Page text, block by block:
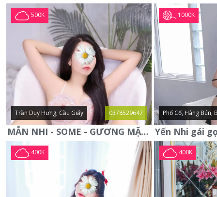
500K
Trần Duy Hưng, Cầu Giấy 0378529647
MẪN NHI - SOME - GƯƠNG MẶT XINH XẮN -CỰC CHIỀU KHÁCH
1000K
Phố Cổ, Hàng Bún,
400K 400K